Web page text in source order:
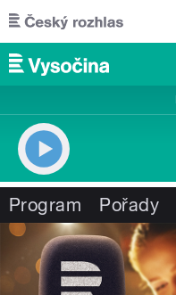
Přejít k hlavnímu obsahu
Program Pořady